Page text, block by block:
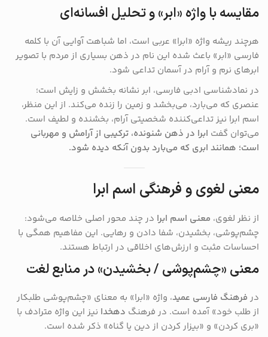
مقایسه با واژه «ابر» و تحلیل افسانه‌ای
هرچند ریشه واژه «ابرا» عربی است، اما شباهت آوایی آن با کلمه
فارسی «ابر» باعث شده این نام در ذهن بسیاری از مردم با تصویر
ابرهای نرم و آرام در آسمان تداعی شود.
در نمادشناسی ادبی فارسی، ابر نشانه بخشش و زایش است؛
عنصری که می‌بارد، می‌بخشد و زمین را زنده می‌کند. از این منظر،
اسم ابرا نیز تداعی‌کننده شخصیتی آرام، بخشنده و لطیف است.
می‌توان گفت ابرا در ذهن شنونده، ترکیبی از آرامش و مهربانی
است؛ همانند ابری که می‌بارد بدون آنکه دیده شود.
معنی لغوی و فرهنگی اسم ابرا
از نظر لغوی، معنی اسم ابرا در چند محور اصلی خلاصه می‌شود:
چشم‌پوشی، بخشیدن، شفا دادن و رهایی. این مفاهیم همگی با
احساسات مثبت و ارزش‌های اخلاقی در ارتباط هستند.
معنی «چشم‌پوشی / بخشیدن» در منابع لغت
در فرهنگ فارسی عمید، واژه «ابرا» به معنای «چشم‌پوشی طلبکار
از طلب خود» آمده است. در فرهنگ دهخدا نیز این واژه مترادف با
«بری کردن» و «بیزار کردن از دین یا گناه» ذکر شده است.